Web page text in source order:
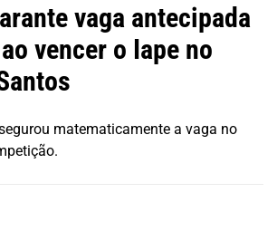
vaga antecipada
vencer o Iape no
matematicamente a vaga no